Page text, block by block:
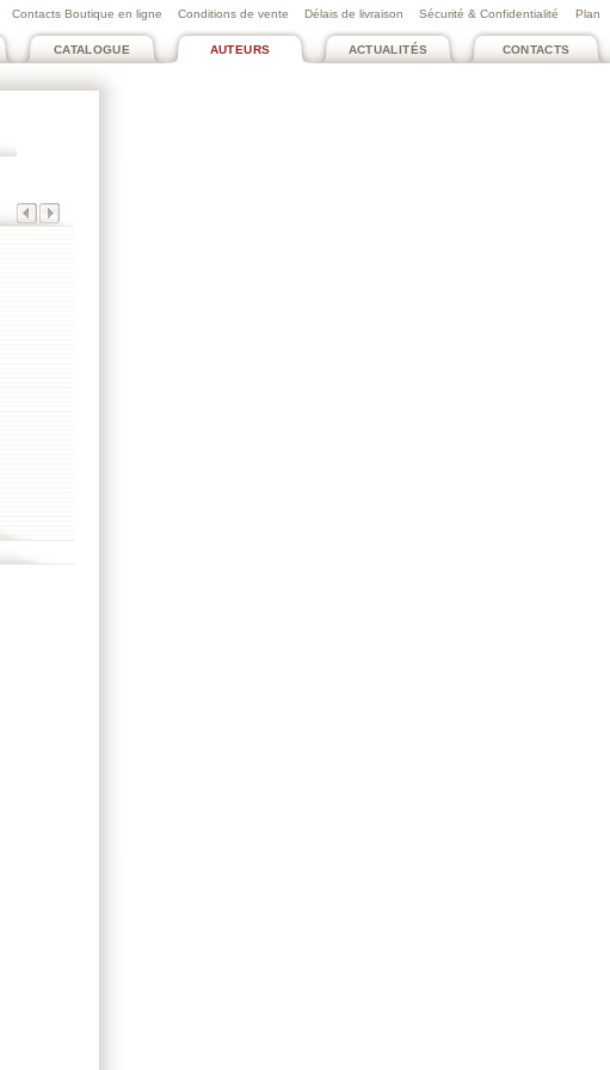
Plan
Contacts Boutique en ligne Conditions de vente Délais de livraison Sécurité & Confidentialité
CONTACTS
ACTUALITÉS
AUTEURS
CATALOGUE